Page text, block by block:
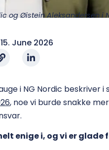
og Øistein Aleksandersen i
15. June 2026
i NG Nordic beskriver i
, noe vi burde snakke
enige i, og vi er